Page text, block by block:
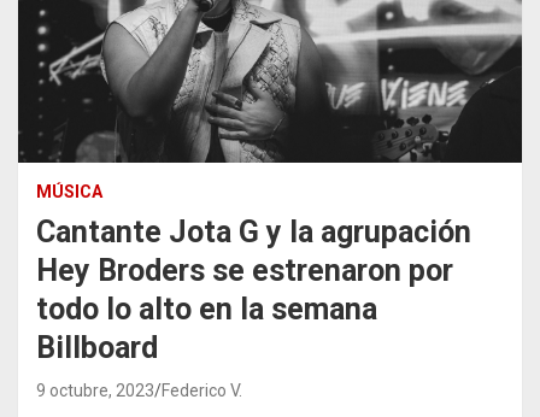
MÚSICA
Cantante Jota G y la agrupación
Hey Broders se estrenaron por
todo lo alto en la semana
Billboard
9 octubre, 2023 Federico V.